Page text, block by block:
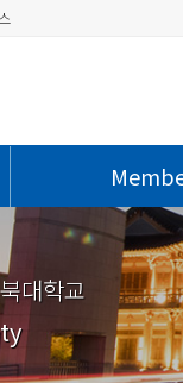
대학교